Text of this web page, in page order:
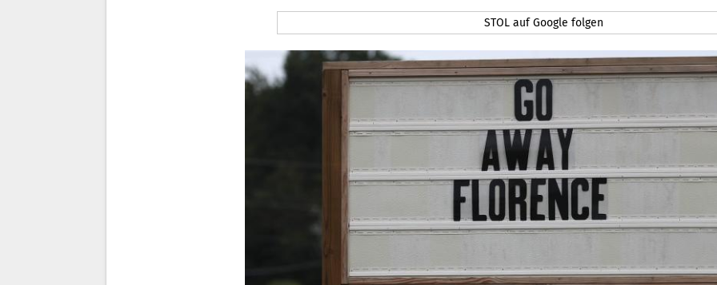
STOL auf Google folgen